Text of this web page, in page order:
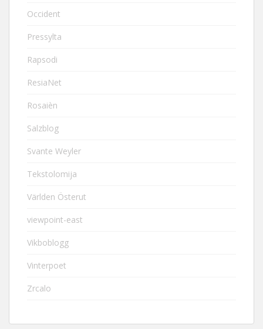
Occident
Pressylta
Rapsodi
ResiaNet
Rosaièn
Salzblog
Svante Weyler
Tekstolomija
Världen Österut
viewpoint-east
Vikboblogg
Vinterpoet
Zrcalo